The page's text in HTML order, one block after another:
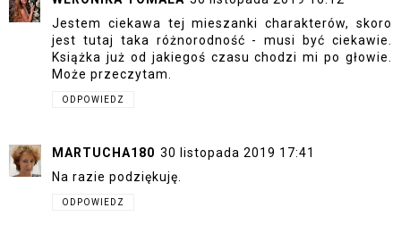
Jestem ciekawa tej mieszanki charakterów, skoro
jest tutaj taka różnorodność - musi być ciekawie.
Książka już od jakiegoś czasu chodzi mi po głowie.
Może przeczytam.
ODPOWIEDZ
MARTUCHA180 30 listopada 2019 17:41
Na razie podziękuję.
ODPOWIEDZ